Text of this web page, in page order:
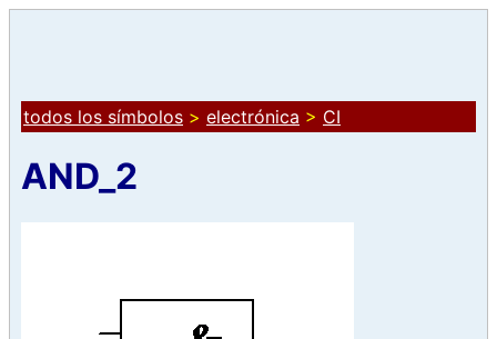
todos los símbolos > electrónica > CI
AND_2